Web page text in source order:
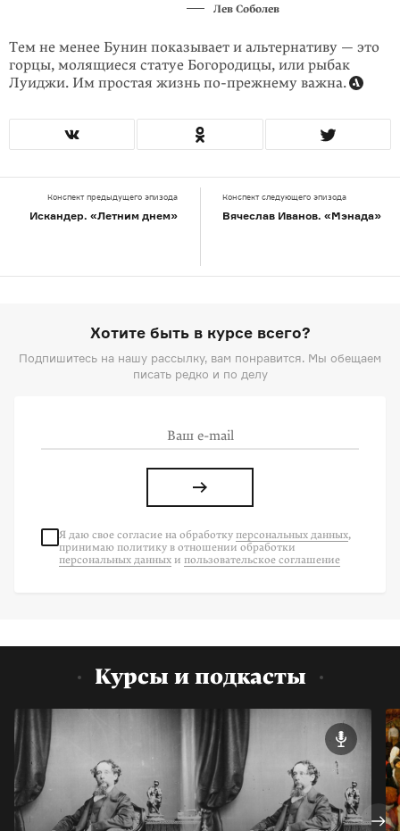
Лев Соболев
Тем не менее Бунин показывает и альтернативу — это
горцы, молящиеся статуе Богородицы, или рыбак
Луиджи. Им простая жизнь по-прежнему важна.
Конспект предыдущего эпизода
Искандер. «Летним днем»
Конспект следующего эпизода
Вячеслав Иванов. «Мэнада»
Хотите быть в курсе всего?
Подпишитесь на нашу рассылку, вам понравится. Мы обещаем
писать редко и по делу
Я даю свое согласие на обработку персональных данных,
принимаю политику в отношении обработки
персональных данных и пользовательское соглашение
Курсы и подкасты